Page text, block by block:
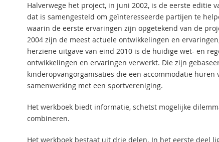
Halverwege het project, in juni 2002, is de eerste editie
dat is samengesteld om geïnteresseerde partijen te
waarin de eerste ervaringen zijn opgetekend van de
2004 zijn de meest actuele ontwikkelingen en
herziene uitgave van eind 2010 is de huidige wet- en
ontwikkelingen en ervaringen verwerkt. Die zijn
kinderopvangorganisaties die een accommodatie
samenwerking met een sportvereniging.
Het werkboek biedt informatie, schetst mogelijke
combineren.
Het werkboek bestaat uit drie delen. In het eerste deel